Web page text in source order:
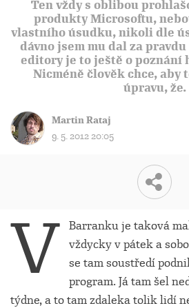
Ten vždy s oblibou
produkty Microsoftu,
vlastního úsudku, nikoli dle
dávno jsem mu dal za
editory je to ještě o poznání
Nicméně člověk chce, aby
úpravu, že.
Martin Rataj
9. 5. 2012 20:05
V
Barranku je taková
vždycky v pátek a
se tam soustředí
program. Já tam šel
týdne, a to tam zdaleka tolik lidí